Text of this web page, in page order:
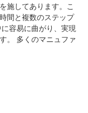
施してあります。こ
間と複数のステップ
容易に曲がり、実現
。 多くのマニュファ